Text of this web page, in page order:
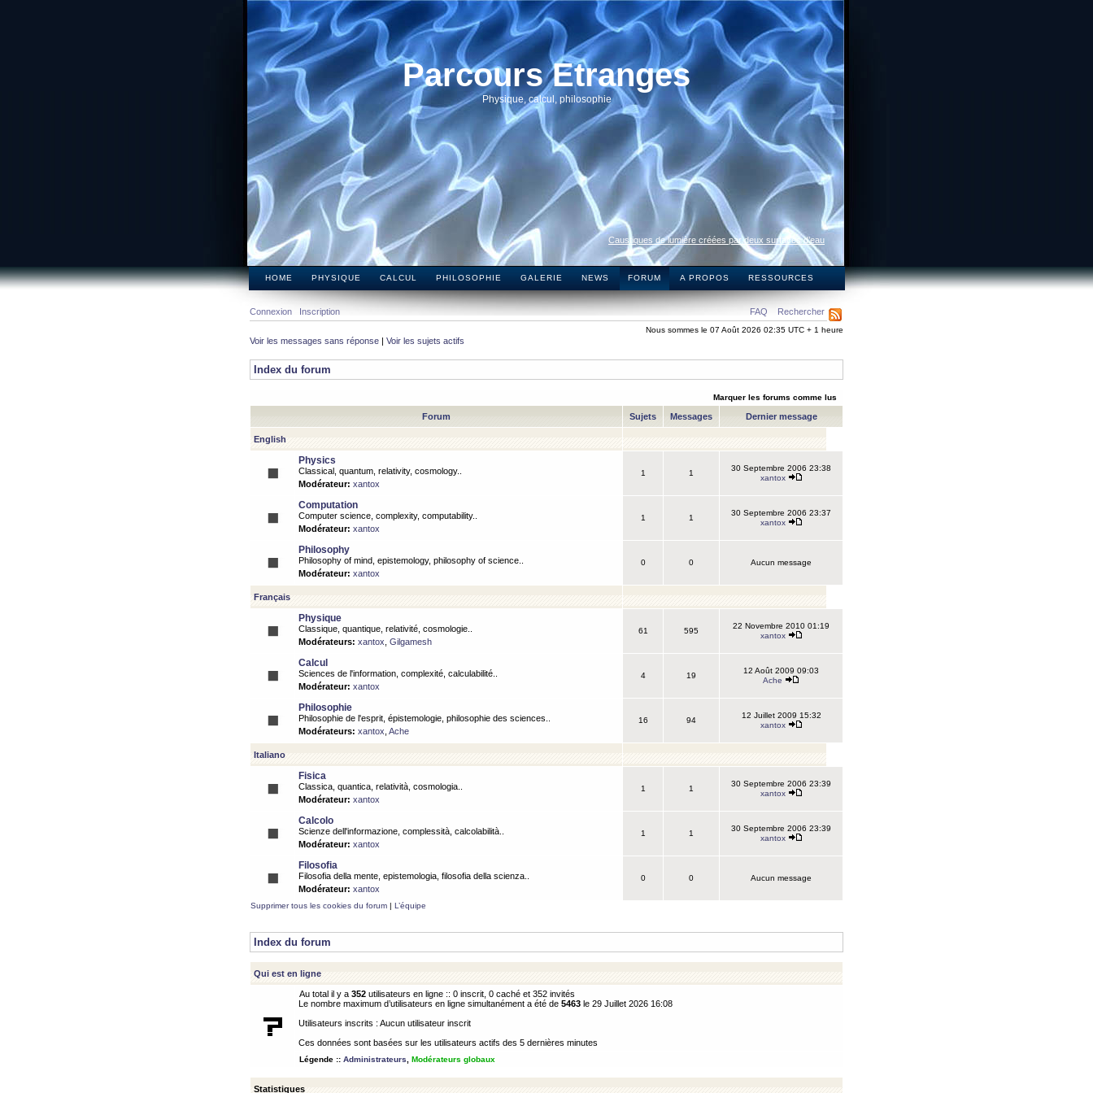
Parcours Etranges
Physique, calcul, philosophie
Caustiques de lumière créées par deux surfaces d’eau
HOME PHYSIQUE CALCUL PHILOSOPHIE GALERIE NEWS FORUM A PROPOS RESSOURCES
FAQ Rechercher
Connexion Inscription
Nous sommes le 07 Août 2026 02:35 UTC + 1 heure
Voir les messages sans réponse | Voir les sujets actifs
Index du forum
Marquer les forums comme lus
Forum Sujets Messages Dernier message
English
Physics
Classical, quantum, relativity, cosmology..
Modérateur: xantox
1 1
30 Septembre 2006 23:38
xantox
Computation
Computer science, complexity, computability..
Modérateur: xantox
1 1
30 Septembre 2006 23:37
xantox
Philosophy
Philosophy of mind, epistemology, philosophy of science..
Modérateur: xantox
0 0 Aucun message
Français
Physique
Classique, quantique, relativité, cosmologie..
Modérateurs: xantox Gilgamesh
61 595
22 Novembre 2010 01:19
xantox
Calcul
Sciences de l'information, complexité, calculabilité..
Modérateur: xantox
4 19
12 Août 2009 09:03
Ache
Philosophie
Philosophie de l'esprit, épistemologie, philosophie des sciences..
Modérateurs: xantox Ache
16 94
12 Juillet 2009 15:32
xantox
Italiano
Fisica
Classica, quantica, relatività, cosmologia..
Modérateur: xantox
1 1
30 Septembre 2006 23:39
xantox
Calcolo
Scienze dell'informazione, complessità, calcolabilità..
Modérateur: xantox
1 1
30 Septembre 2006 23:39
xantox
Filosofia
Filosofia della mente, epistemologia, filosofia della scienza..
Modérateur: xantox
0 0 Aucun message
Supprimer tous les cookies du forum | L’équipe
Index du forum
Qui est en ligne
Au total il y a 352 utilisateurs en ligne :: 0 inscrit, 0 caché et 352 invités
Le nombre maximum d’utilisateurs en ligne simultanément a été de 5463 le 29 Juillet 2026 16:08
Utilisateurs inscrits : Aucun utilisateur inscrit
Ces données sont basées sur les utilisateurs actifs des 5 dernières minutes
Légende :: Administrateurs Modérateurs globaux
Statistiques